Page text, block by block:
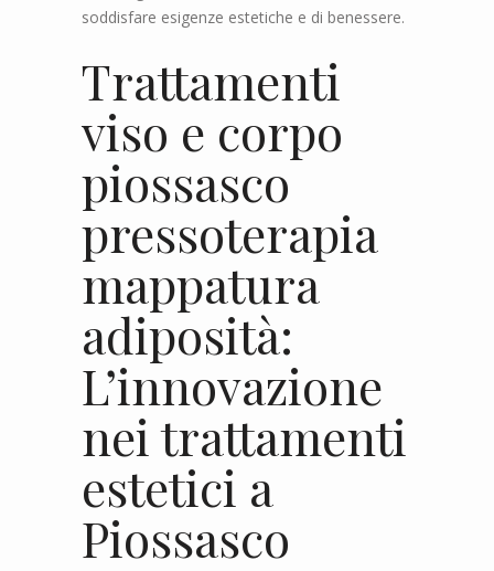
soddisfare esigenze estetiche e di benessere.
Trattamenti
viso e corpo
piossasco
pressoterapia
mappatura
adiposità:
L’innovazione
nei trattamenti
estetici a
Piossasco